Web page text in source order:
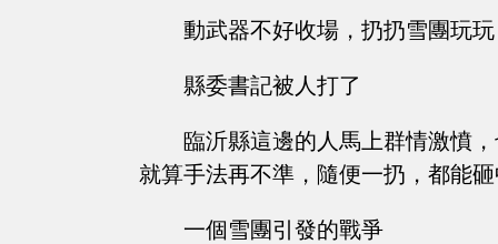
動武器不好收場，扔扔雪團玩
縣委書記被人打了
臨沂縣這邊的人馬上群情激憤
就算手法再不準，隨便一扔，都能
一個雪團引發的戰爭